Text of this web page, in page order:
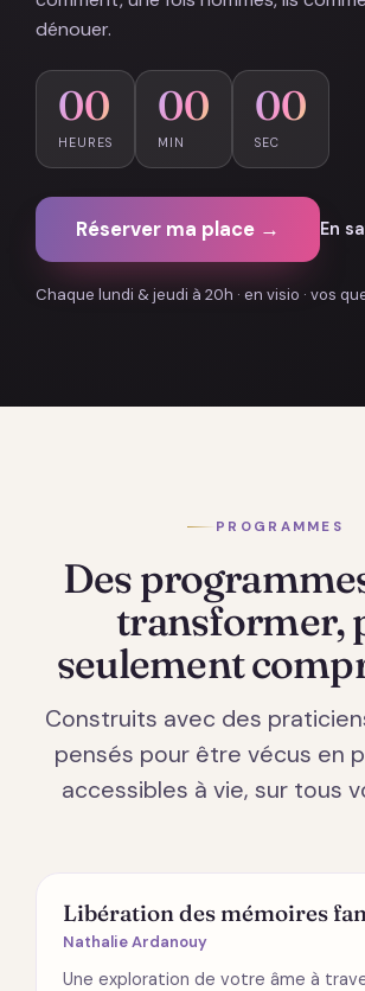
dénouer.
00
HEURES
00
MIN
00
SEC
Réserver ma place → En
Chaque lundi & jeudi à 20h · en visio · vos
PROGRAMMES
Des
transformer,
seulement
Construits avec des
pensés pour être vécus en
accessibles à vie, sur tous
ÉMOTIONS
Libération des mémoires
Nathalie Ardanouy
Une exploration de votre âme à